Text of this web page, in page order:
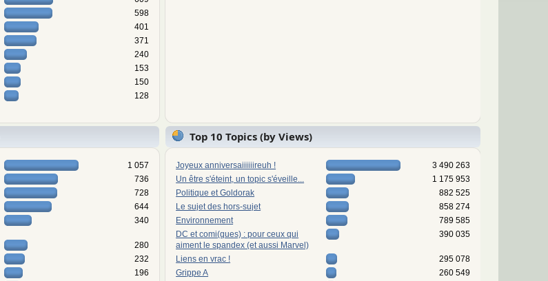
598
401
371
240
153
150
128
1 057
736
728
644
340
280
232
196
Top 10 Topics (by Views)
Joyeux anniversaiiiiiireuh !
3 490 263
Un être s'éteint, un topic s'éveille...
1 175 953
Politique et Goldorak
882 525
Le sujet des hors-sujet
858 274
Environnement
789 585
DC et comi(ques) : pour ceux qui
aiment le spandex (et aussi Marvel)
390 035
Liens en vrac !
295 078
Grippe A
260 549